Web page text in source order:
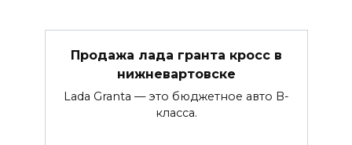
Продажа лада гранта кросс в
нижневартовске
Lada Granta — это бюджетное авто B-
класса.